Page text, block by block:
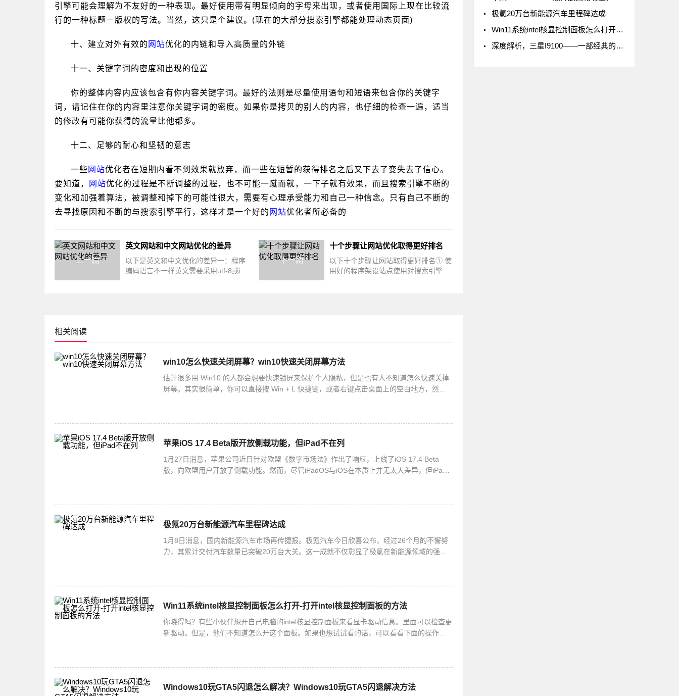
引擎可能会理解为不友好的一种表现。最好使用带有明显倾向的字母来出现，或者使用国际上现在比较流
行的一种标题－版权的写法。当然，这只是个建议。(现在的大部分搜索引擎都能处理动态页面)
十、建立对外有效的 网站优化的内链和导入高质量的外链
十一、关键字词的密度和出现的位置
你的整体内容内应该包含有你内容关键字词。最好的法则是尽量使用语句和短语来包含你的关键字
词，请记住在你的内容里注意你关键字词的密度。如果你是拷贝的别人的内容，也仔细的检查一遍，适当
的修改有可能你获得的流量比他都多。
十二、足够的耐心和坚韧的意志
一些 网站优化者在短期内看不到效果就放弃，而一些在短暂的获得排名之后又下去了变失去了信心。
要知道，
网站优化的过程是不断调整的过程，也不可能一蹴而就，一下子就有效果，而且搜索引擎不断的
变化和加强着算法，被调整和掉下的可能性很大，需要有心理承受能力和自己一种信念。只有自己不断的
去寻找原因和不断的与搜索引擎平行，这样才是一个好的 网站优化者所必备的
上一篇
英文网站和中文网站优化的差异
以下是英文和中文优化的差异一：程序
编码语言不一样英文需要采用utf-8或iso
下一篇
十个步骤让网站优化取得更好排名
以下十个步骤让网站取得更好排名①.使
用好的程序架设站点使用对搜索引擎友
相关阅读
win10怎么快速关闭屏幕？win10快速关闭屏幕方法
估计很多用 Win10 的人都会想要快速锁屏来保护个人隐私，但是也有人不知道怎么快速关掉
屏幕。其实很简单，你可以直接按 Win + L 快捷键，或者右键点击桌面上的空白地方，然后
苹果iOS 17.4 Beta版开放侧载功能，但iPad不在列
1月27日消息，苹果公司近日针对欧盟《数字市场法》作出了响应，上线了iOS 17.4 Beta
版，向欧盟用户开放了侧载功能。然而，尽管iPadOS与iOS在本质上并无太大差异，但iPad
极氪20万台新能源汽车里程碑达成
1月8日消息，国内新能源汽车市场再传捷报。极氪汽车今日欣喜公布，经过26个月的不懈努
力，其累计交付汽车数量已突破20万台大关。这一成就不仅彰显了极氪在新能源领域的强劲
Win11系统intel核显控制面板怎么打开-打开intel核显控制面板的方法
你晓得吗？有些小伙伴想开自己电脑的intel核显控制面板来看显卡驱动信息。里面可以检查更
新驱动。但是，他们不知道怎么开这个面板。如果也想试试看的话，可以看看下面的操作方
Windows10玩GTA5闪退怎么解决？Windows10玩GTA5闪退解决方法
极氪20万台新能源汽车里程碑达成
Win11系统intel核显控制面板怎么打开-打开intel核显控制面板的方法
深度解析，三星I9100——一部经典的智能手机传奇